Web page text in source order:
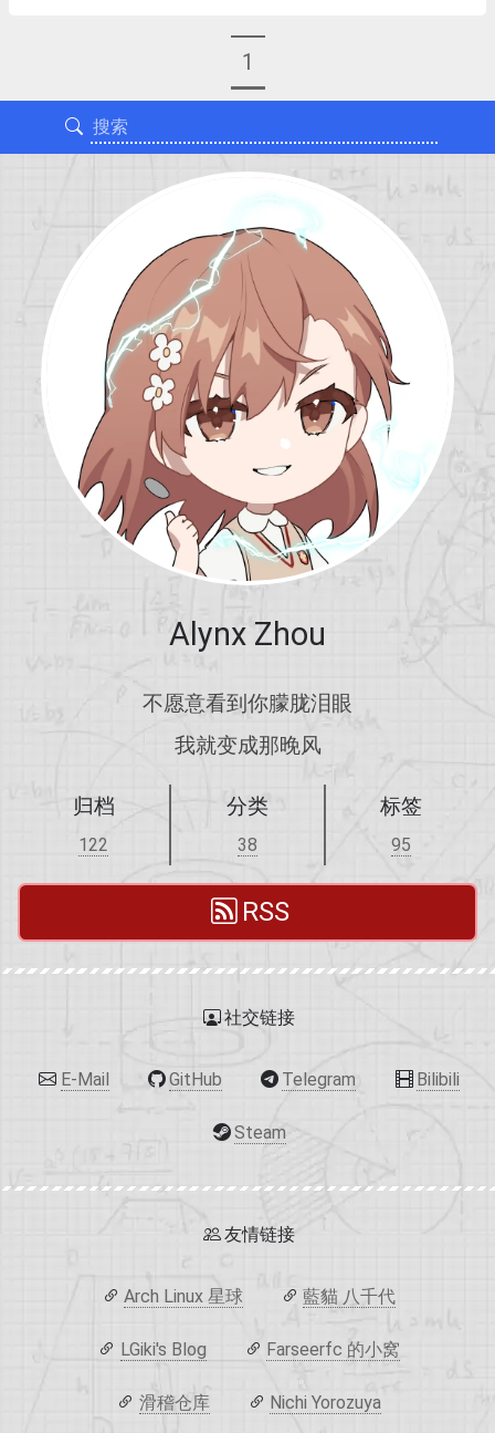
1
Alynx Zhou
不愿意看到你朦胧泪眼
我就变成那晚风
归档
122
分类
38
标签
95
RSS
社交链接
E-Mail GitHub Telegram Bilibili
Steam
友情链接
Arch Linux 星球 藍貓 八千代
LGiki's Blog Farseerfc 的小窝
滑稽仓库 Nichi Yorozuya